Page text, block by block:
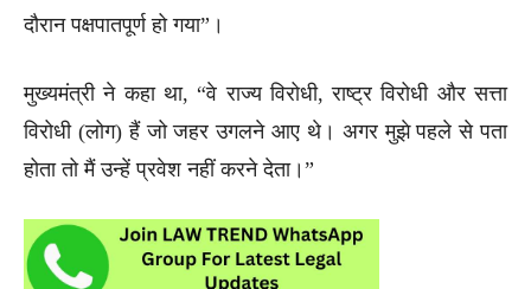
दौरान पक्षपातपूर्ण हो गया”।
मुख्यमंत्री ने कहा था, “वे राज्य विरोधी, राष्ट्र विरोधी और सत्ता
विरोधी (लोग) हैं जो जहर उगलने आए थे। अगर मुझे पहले से पता
होता तो मैं उन्हें प्रवेश नहीं करने देता।”